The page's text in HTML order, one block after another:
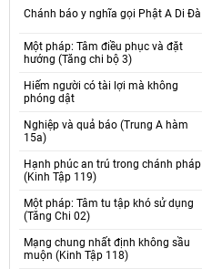
Chánh báo y nghĩa gọi Phật A Di Đà
Một pháp: Tâm điều phục và đặt
hướng (Tăng chi bộ 3)
Hiếm người có tài lợi mà không
phóng dật
Nghiệp và quả báo (Trung A hàm
15a)
Hạnh phúc an trú trong chánh pháp
(Kinh Tập 119)
Một pháp: Tâm tu tập khó sử dụng
(Tăng Chi 02)
Mạng chung nhất định không sầu
muộn (Kinh Tập 118)